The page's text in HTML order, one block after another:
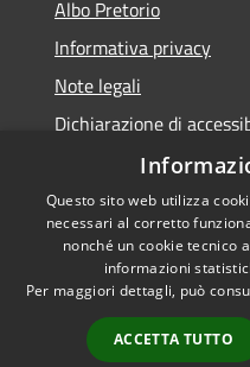
Albo Pretorio
Informativa privacy
Note legali
Dichiarazione di
Accessibilità
Privacy
Mappa del sito
Questo sito web utilizza
necessari al corretto
nonché un cookie tecnico
informazioni
Per maggiori dettagli, può
ACCETTA TUTTO